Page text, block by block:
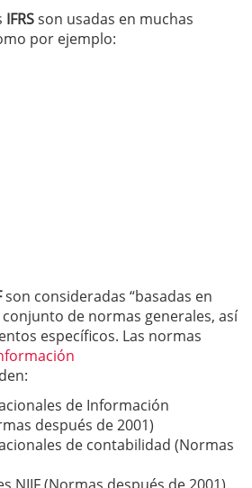
IFRSson usadas en muchas
por ejemplo:
son consideradas “basadas en
de normas generales, así
específicos. Las normas
de Información
después de 2001)
de contabilidad (Normas